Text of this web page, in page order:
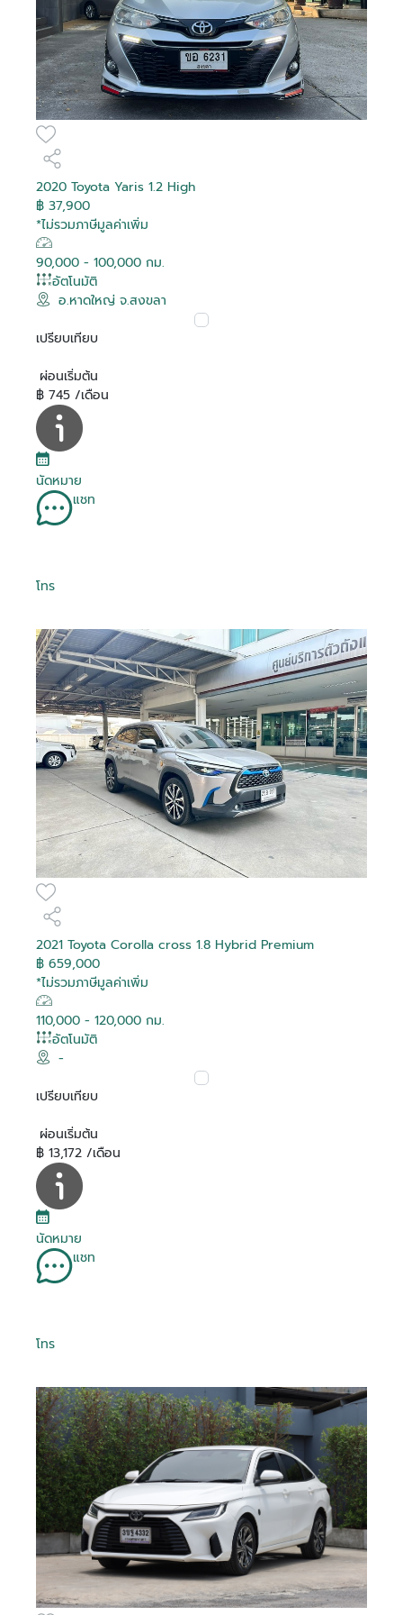
2020 Toyota Yaris 1.2 High
฿ 37,900
*ไม่รวมภาษีมูลค่าเพิ่ม
90,000 - 100,000 กม.
อัตโนมัติ
อ.หาดใหญ่ จ.สงขลา
เปรียบเทียบ
ผ่อนเริ่มต้น
฿ 745 /เดือน
นัดหมาย
แชท
โทร
2021 Toyota Corolla cross 1.8 Hybrid Premium
฿ 659,000
*ไม่รวมภาษีมูลค่าเพิ่ม
110,000 - 120,000 กม.
อัตโนมัติ
-
เปรียบเทียบ
ผ่อนเริ่มต้น
฿ 13,172 /เดือน
นัดหมาย
แชท
โทร